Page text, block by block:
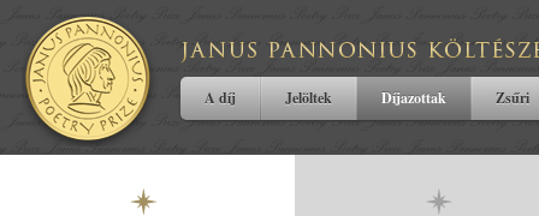
A díj Jelöltek Díjazottak Zsűri